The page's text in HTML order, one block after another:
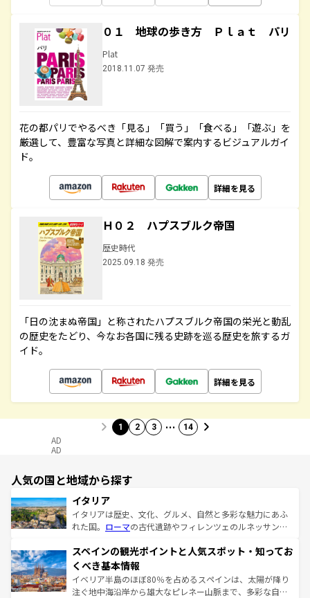
０１ 地球の歩き方 Ｐｌａｔ パリ
Plat
2018.11.07 発売
花の都パリでやるべき「見る」「買う」「食べる」「遊ぶ」を
厳選して、豊富な写真と詳細な図解で案内するビジュアルガイ
ド。
詳細を見る
Ｈ０２ ハプスブルク帝国
歴史時代
2025.09.18 発売
「日の沈まぬ帝国」と称されたハプスブルク帝国の栄光と動乱
の歴史をたどり、今なお各国に残る史跡を巡る歴史を旅するガ
イド。
詳細を見る
1 2 3 … 14
AD
AD
人気の国と地域から探す
イタリア
イタリアは歴史、文化、グルメ、自然と多彩な魅力にあふ
れた国。 ローマの古代遺跡やフィレンツェのルネッサンス
ろん、トスカーナの美しい田園風景やアマルフィ海岸の絶
景など、自然景観も見逃せない。観光の合間には、本場の
ピザやパスタなど、絶品のイタリア料理を堪能することも
できる。朝目覚めてから夜眠るまで、すべての瞬間を楽し
スペインの観光ポイントと人気スポット・知ってお
くべき基本情報
イベリア半島のほぼ80％を占めるスペインは、太陽が降り
注ぐ地中海沿岸から雄大なピレネー山脈まで、多彩な自然